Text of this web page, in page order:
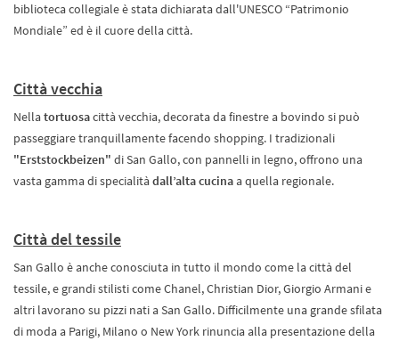
biblioteca collegiale è stata dichiarata dall'UNESCO “Patrimonio
Mondiale” ed è il cuore della città.
Città vecchia
Nellatortuosacittà vecchia, decorata da finestre a bovindo si può
passeggiare tranquillamente facendo shopping. I tradizionali
"Erststockbeizen" di San Gallo, con pannelli in legno, offrono una
vasta gamma di specialitàdall’alta cucinaa quella regionale.
Città del tessile
San Gallo è anche conosciuta in tutto il mondo come la città del
tessile, e grandi stilisti come Chanel, Christian Dior, Giorgio Armani e
altri lavorano su pizzi nati a San Gallo. Difficilmente una grande sfilata
di moda a Parigi, Milano o New York rinuncia alla presentazione della